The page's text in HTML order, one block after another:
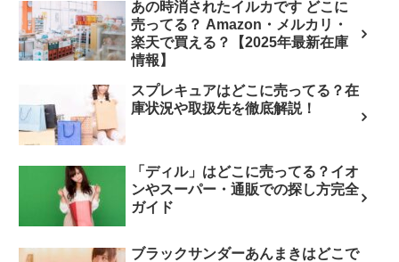
あの時消されたイルカです どこに
売ってる？ Amazon・メルカリ・
楽天で買える？【2025年最新在庫
情報】
スプレキュアはどこに売ってる？在
庫状況や取扱先を徹底解説！
「ディル」はどこに売ってる？イオ
ンやスーパー・通販での探し方完全
ガイド
ブラックサンダーあんまきはどこで